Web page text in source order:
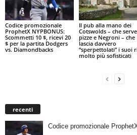
Codice promozionale
ProphetX NYPBONUS:
Scommetti 10 $, ricevi 20
$ per la partita Dodgers
vs. Diamondbacks
Il pub alla mano dei
Cotswolds – che serve
pizze e Negroni – che
lascia davvero
“sperpettolati” i suoi
molto più sofisticati
recenti
Codice promozionale